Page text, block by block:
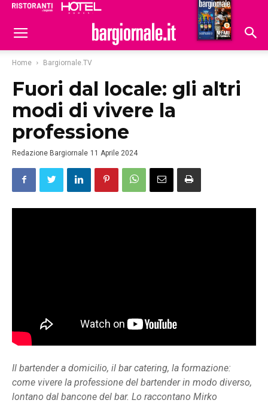
Hoteldomani
Home Bargiornale.TV
Fuori dal locale: gli altri
modi di vivere la
professione
Redazione Bargiornale 11 Aprile 2024
Il bartender a domicilio, il bar catering, la formazione:
come vivere la professione del bartender in modo diverso,
lontano dal bancone del bar. Lo raccontano Mirko